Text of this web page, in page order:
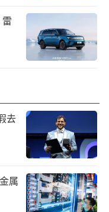
价49.99美元的
品，两者都配备
按钮可以继续播
则切换到新的个
Spotify账号即可
去
属